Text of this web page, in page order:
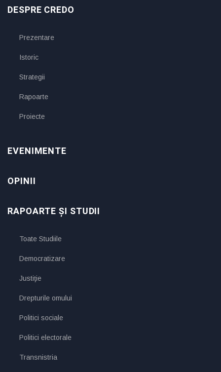
DESPRE CREDO
Prezentare
Istoric
Strategii
Rapoarte
Proiecte
EVENIMENTE
OPINII
RAPOARTE ȘI STUDII
Toate Studiile
Democratizare
Justiţie
Drepturile omului
Politici sociale
Politici electorale
Transnistria